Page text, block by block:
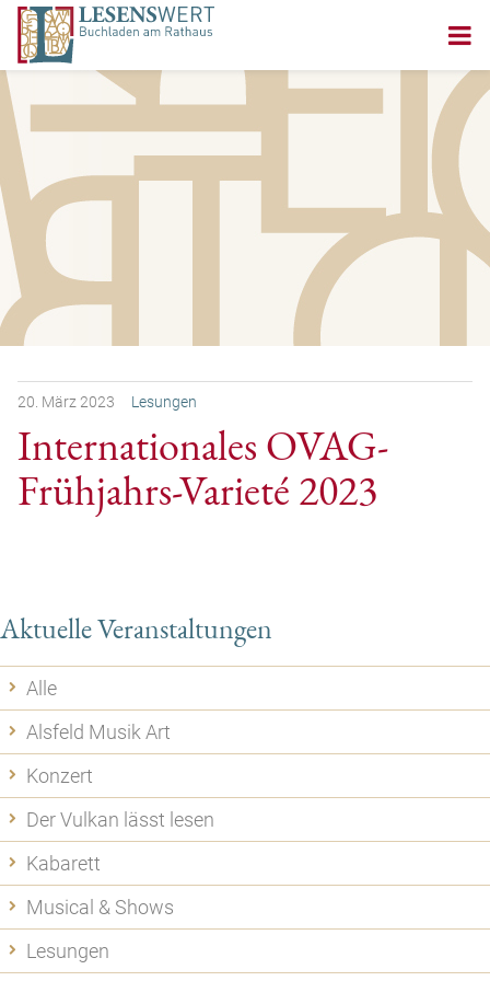
20. März 2023 Lesungen
Internationales OVAG-
Frühjahrs-Varieté 2023
Aktuelle Veranstaltungen
Alle
Alsfeld Musik Art
Konzert
Der Vulkan lässt lesen
Kabarett
Musical & Shows
Lesungen